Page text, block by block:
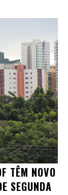
TÊM NOVO
SEGUNDA